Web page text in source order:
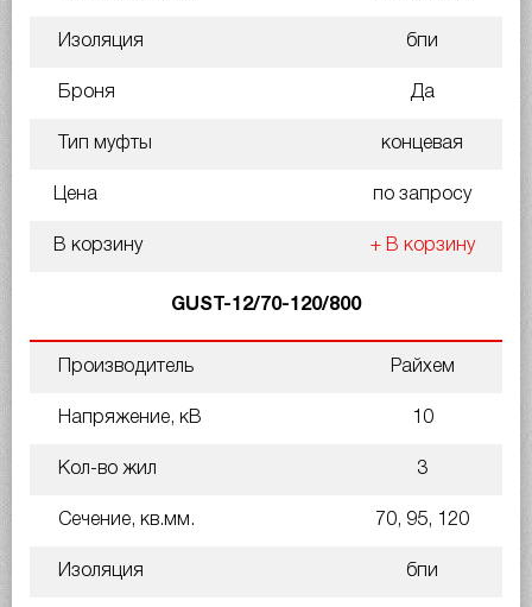
Изоляция бпи
Броня Да
Тип муфты концевая
Цена по запросу
В корзину + В корзину
GUST-12/70-120/800
Производитель Райхем
Напряжение, кВ 10
Кол-во жил 3
Сечение, кв.мм. 70, 95, 120
Изоляция бпи